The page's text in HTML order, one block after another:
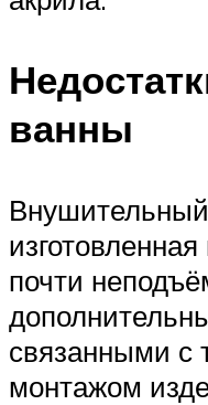
ванны
почти
связанными с
монтажом